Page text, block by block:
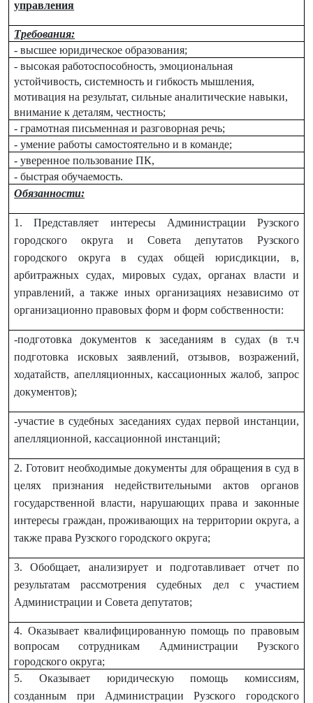
управления
Требования:
- высшее юридическое образования;
- высокая работоспособность, эмоциональная
устойчивость, системность и гибкость мышления,
мотивация на результат, сильные аналитические навыки,
внимание к деталям, честность;
- грамотная письменная и разговорная речь;
- умение работы самостоятельно и в команде;
- уверенное пользование ПК,
- быстрая обучаемость.
Обязанности:
1. Представляет интересы Администрации Рузского
городского округа и Совета депутатов Рузского
городского округа в судах общей юрисдикции, в,
арбитражных судах, мировых судах, органах власти и
управлений, а также иных организациях независимо от
организационно правовых форм и форм собственности:
-подготовка документов к заседаниям в судах (в т.ч
подготовка исковых заявлений, отзывов, возражений,
ходатайств, апелляционных, кассационных жалоб, запрос
документов);
-участие в судебных заседаниях судах первой инстанции,
апелляционной, кассационной инстанций;
2. Готовит необходимые документы для обращения в суд в
целях признания недействительными актов органов
государственной власти, нарушающих права и законные
интересы граждан, проживающих на территории округа, а
также права Рузского городского округа;
3. Обобщает, анализирует и подготавливает отчет по
результатам рассмотрения судебных дел с участием
Администрации и Совета депутатов;
4. Оказывает квалифицированную помощь по правовым
вопросам сотрудникам Администрации Рузского
городского округа;
5. Оказывает юридическую помощь комиссиям,
созданным при Администрации Рузского городского